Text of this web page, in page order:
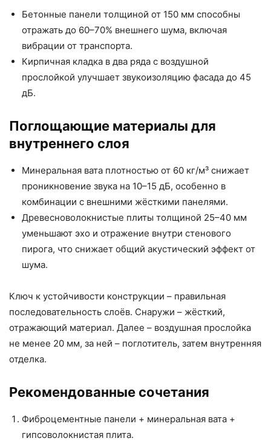
Бетонные панели толщиной от 150 мм способны
отражать до 60–70% внешнего шума, включая
вибрации от транспорта.
Кирпичная кладка в два ряда с воздушной
прослойкой улучшает звукоизоляцию фасада до 45
дБ.
Поглощающие материалы для
внутреннего слоя
Минеральная вата плотностью от 60 кг/м³ снижает
проникновение звука на 10–15 дБ, особенно в
комбинации с внешними жёсткими панелями.
Древесноволокнистые плиты толщиной 25–40 мм
уменьшают эхо и отражение внутри стенового
пирога, что снижает общий акустический эффект от
шума.
Ключ к устойчивости конструкции – правильная
последовательность слоёв. Снаружи – жёсткий,
отражающий материал. Далее – воздушная прослойка
не менее 20 мм, за ней – поглотитель, затем внутренняя
отделка.
Рекомендованные сочетания
Фиброцементные панели + минеральная вата +
гипсоволокнистая плита.